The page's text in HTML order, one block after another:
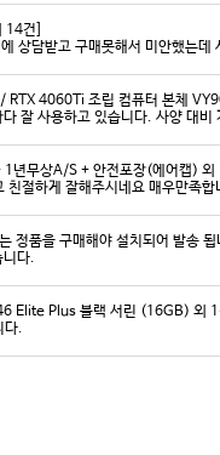
14건]
상담받고 구매못해서 미안했는
RTX 4060Ti 조립 컴퓨터 본체
1년무상A/S + 안전포장(에어캡)
친절하게 잘해주시네요 매우만족
정품을 구매해야 설치되어 발송
니다.
Elite Plus 블랙 서린 (16GB) 외
다.